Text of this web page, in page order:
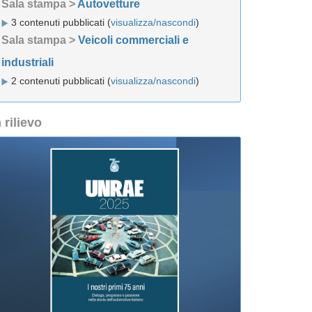
Sala stampa > Autovetture
3 contenuti pubblicati (visualizza/nascondi)
Sala stampa > Veicoli commerciali e
industriali
2 contenuti pubblicati (visualizza/nascondi)
rilievo